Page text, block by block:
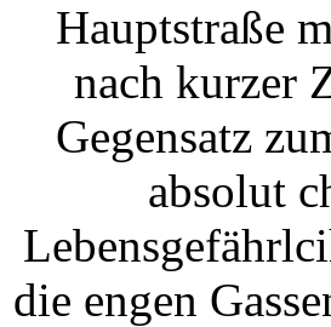
Hauptstraße
nach kurzer
Gegensatz
absolut
die engen